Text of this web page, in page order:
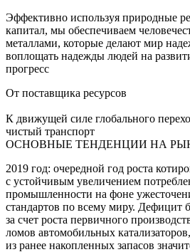
Эффективно используя природные
капитал, мы обеспечиваем
металлами, которые делают мир
воплощать надежды людей на
прогресс
От поставщика ресурсов
К движущей силе глобального
чистый транспорт
ОСНОВНЫЕ ТЕНДЕНЦИИ НА
2019 год: очередной год роста
с устойчивым увеличением
промышленности на фоне
стандартов по всему миру. Дефицит
за счет роста первичного
ломов автомобильных
из ранее накопленных запасов